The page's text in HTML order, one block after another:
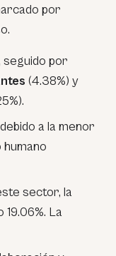
por
seguido por
(4.38%) y
a la menor
sector, la
La